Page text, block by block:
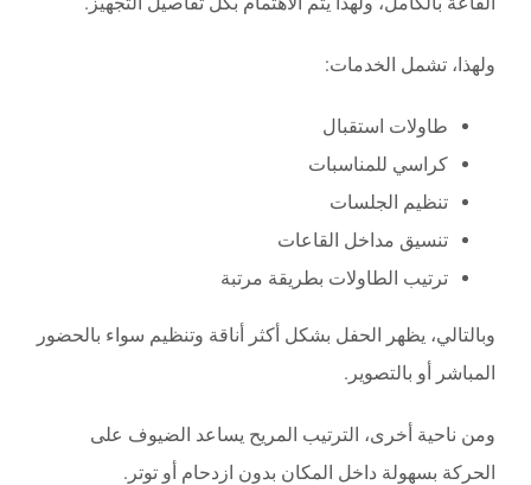
ولهذا، تشمل الخدمات:
طاولات استقبال
كراسي للمناسبات
تنظيم الجلسات
تنسيق مداخل القاعات
ترتيب الطاولات بطريقة مرتبة
وبالتالي، يظهر الحفل بشكل أكثر أناقة وتنظيم سواء بالحضور
المباشر أو بالتصوير.
ومن ناحية أخرى، الترتيب المريح يساعد الضيوف على
الحركة بسهولة داخل المكان بدون ازدحام أو توتر.